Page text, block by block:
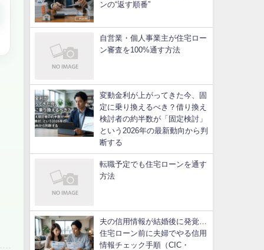
ンの“返す順番”
自営業・個人事業主が住宅ロー
ン審査を100%通す方法
変動金利が上がってきた今、固
定に乗り換えるべき？借り換え
検討者の約半数が「固定検討」
という2026年の最新動向から判
断する
転職予定でも住宅ローンを通す
方法
夫の信用情報が結婚後に発覚…
住宅ローン前に夫婦でやる信用
情報チェック手順（CIC・